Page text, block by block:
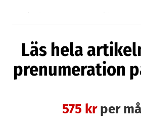
därmed är betydligt mer
är traditionella produkter.
redan 2012 och fick rykte om
Mahdjoubi utvecklat en
Läs hela
prenumeration
575 krper